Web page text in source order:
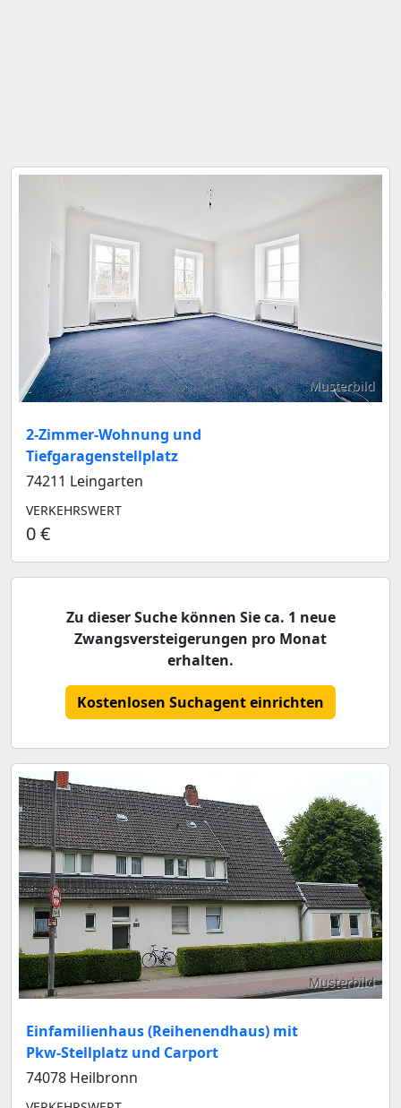
Musterbild
2-Zimmer-Wohnung und
Tiefgaragenstellplatz
74211 Leingarten
VERKEHRSWERT
0 €
Zu dieser Suche können Sie ca. 1 neue
Zwangsversteigerungen pro Monat
erhalten.
Kostenlosen Suchagent einrichten
Musterbild
Einfamilienhaus (Reihenendhaus) mit
Pkw-Stellplatz und Carport
74078 Heilbronn